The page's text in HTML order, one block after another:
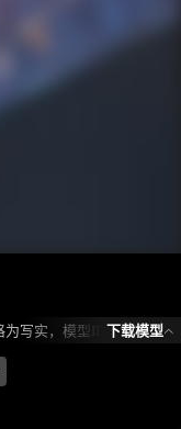
模型所属分类为“生活用品-衣物装饰”，模型风格为写实，模型ID为101839，本模型由设计师 放羊娃的春天 在2024-09-04 21:20:54上传，含.fbx，.gltf相关源文件下载格式，点数为952，面数为530，材质数为1，贴图数为1，CG美术之家持续为您更新与数字孪生、影视动画和游戏VR等相关优质资源。
下载模型